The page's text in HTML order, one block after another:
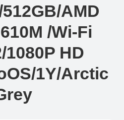
AMD
/Wi-Fi
1080P HD
1Y/Arctic